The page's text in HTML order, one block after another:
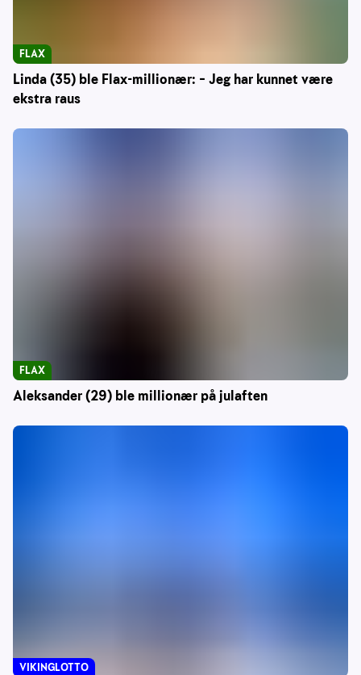
Linda (35) ble Flax-millionær: – Jeg har kunnet være
ekstra raus
FLAX
Aleksander (29) ble millionær på julaften
FLAX
VIKINGLOTTO